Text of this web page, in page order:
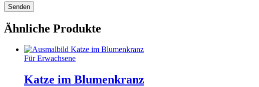
Ähnliche Produkte
Für Erwachsene
Katze im Blumenkranz